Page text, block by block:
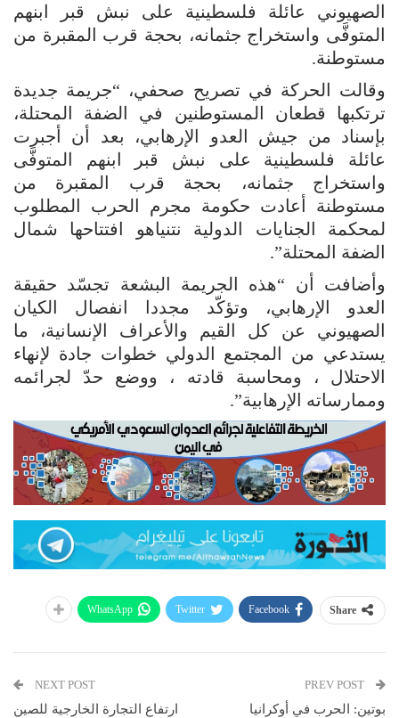
الصهيوني عائلة فلسطينية على نبش قبر ابنهم
المتوفَّى واستخراج جثمانه، بحجة قرب المقبرة من
مستوطنة.
وقالت الحركة في تصريح صحفي، “جريمة جديدة
ترتكبها قطعان المستوطنين في الضفة المحتلة،
بإسناد من جيش العدو الإرهابي، بعد أن أجبرت
عائلة فلسطينية على نبش قبر ابنهم المتوفَّى
واستخراج جثمانه، بحجة قرب المقبرة من
مستوطنة أعادت حكومة مجرم الحرب المطلوب
لمحكمة الجنايات الدولية نتنياهو افتتاحها شمال
الضفة المحتلة”.
وأضافت أن “هذه الجريمة البشعة تجسّد حقيقة
العدو الإرهابي، وتؤكّد مجددا انفصال الكيان
الصهيوني عن كل القيم والأعراف الإنسانية، ما
يستدعي من المجتمع الدولي خطوات جادة لإنهاء
الاحتلال ، ومحاسبة قادته ، ووضع حدّ لجرائمه
وممارساته الإرهابية”.
Share
Facebook
Twitter
WhatsApp
بوتين: الحرب في أوكرانيا
NEXT POST
ارتفاع التجارة الخارجية للصين